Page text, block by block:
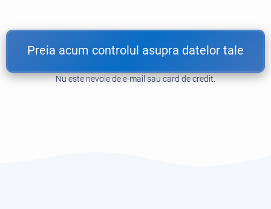
Preia acum controlul asupra datelor tale
Nu este nevoie de e-mail sau card de credit.